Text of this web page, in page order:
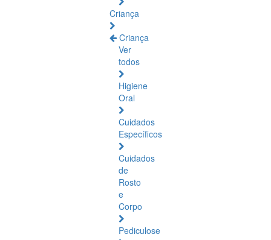
Criança
Criança
Ver
todos
Higiene
Oral
Cuidados
Específicos
Cuidados
de
Rosto
e
Corpo
Pediculose